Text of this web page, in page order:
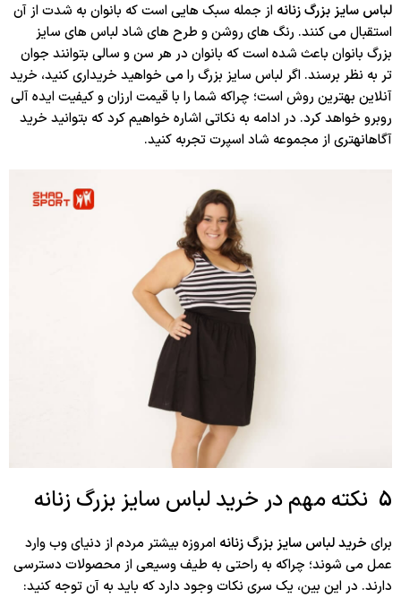
لباس سایز بزرگ زنانه از جمله سبک هایی است که بانوان به شدت از آن
استقبال می کنند. رنگ های روشن و طرح های شاد لباس های سایز
بزرگ بانوان باعث شده است که بانوان در هر سن و سالی بتوانند جوان
تر به نظر برسند. اگر لباس سایز بزرگ را می خواهید خریداری کنید، خرید
آنلاین بهترین روش است؛ چراکه شما را با قیمت ارزان و کیفیت ایده آلی
روبرو خواهد کرد. در ادامه به نکاتی اشاره خواهیم کرد که بتوانید خرید
آگاهانه‎تری از مجموعه شاد اسپرت تجربه کنید.
5 نکته مهم در خرید لباس سایز بزرگ زنانه
برای خرید لباس سایز بزرگ زنانه امروزه بیشتر مردم از دنیای وب وارد
عمل می شوند؛ چراکه به راحتی به طیف وسیعی از محصولات دسترسی
دارند. در این بین، یک سری نکات وجود دارد که باید به آن توجه کنید: